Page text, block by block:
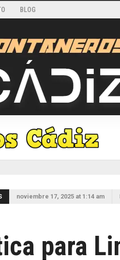
BLOG
noviembre 17, 2025 at 1:14 am
para